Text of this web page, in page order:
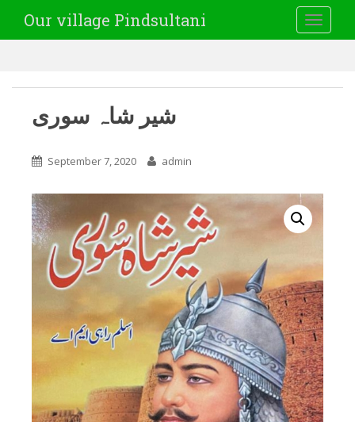
Our village Pindsultani
شیر شاہ سوری
September 7, 2020 admin